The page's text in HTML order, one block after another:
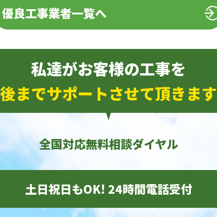
優良工事業者一覧へ
私達がお客様の工事を
までサポートさせて頂きま
全国対応無料相談ダイヤル
土日祝日もOK! 24時間電話受付